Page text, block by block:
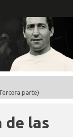
parte)
de las